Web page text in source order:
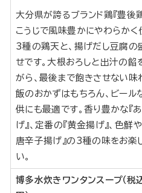
大分県が誇るブランド鶏『豊後鶏
こうじで風味豊かにやわらかく
3種の鶏天と、揚げだし豆腐の
せです。大根おろしと出汁の餡
がら、最後まで飽きさせない味
飯のおかずはもちろん、ビール
供にも最適です。香り豊かな『
げ』、定番の『黄金揚げ』、色鮮
唐辛子揚げ』の3種の味をお楽
い。
博多水炊きワンタンスープ（